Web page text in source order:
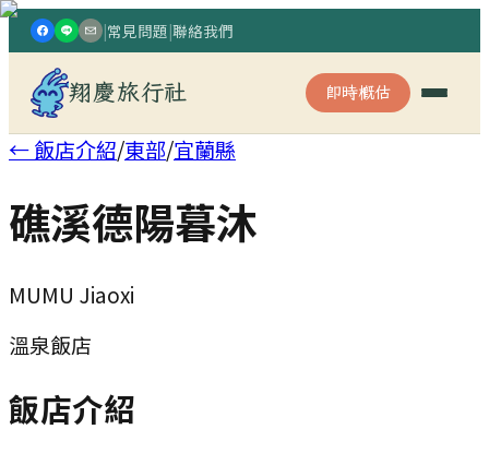
|常見問題|聯絡我們
翔慶旅行社 即時概估
← 飯店介紹/東部/宜蘭縣
礁溪德陽暮沐
MUMU Jiaoxi
溫泉飯店
飯店介紹